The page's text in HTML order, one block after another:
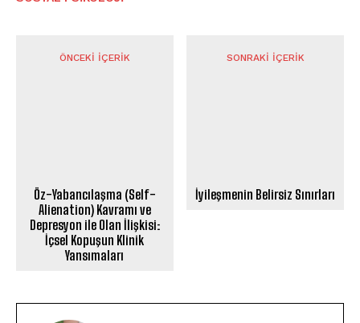
ÖNCEKI İÇERIK
Öz-Yabancılaşma (Self-
Alienation) Kavramı ve
Depresyon ile Olan İlişkisi:
İçsel Kopuşun Klinik
Yansımaları
SONRAKI İÇERIK
İyileşmenin Belirsiz Sınırları